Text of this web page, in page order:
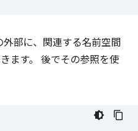
部に、関連する名前空間
ます。 後でその参照を使